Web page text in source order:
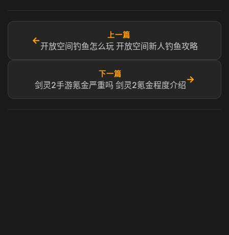
←
上一篇
开放空间钓鱼怎么玩 开放空间新人钓鱼攻略
下一篇
剑灵2手游氪金严重吗 剑灵2氪金程度介绍
→